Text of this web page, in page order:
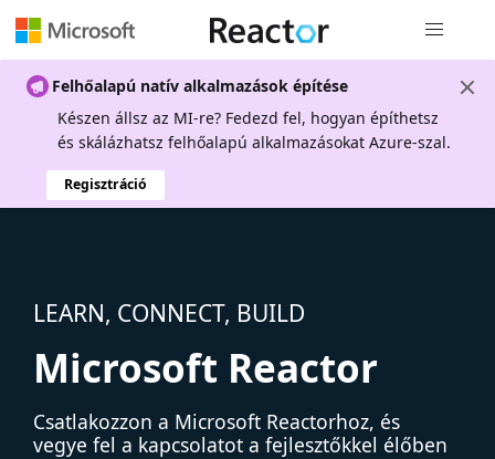
Felhőalapú natív alkalmazások építése
Készen állsz az MI-re? Fedezd fel, hogyan építhetsz
és skálázhatsz felhőalapú alkalmazásokat Azure-szal.
Regisztráció
LEARN, CONNECT, BUILD
Microsoft Reactor
Csatlakozzon a Microsoft Reactorhoz, és
vegye fel a kapcsolatot a fejlesztőkkel élőben